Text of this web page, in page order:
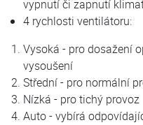
vypnutí či zapnutí
4 rychlosti ventilátoru:
Vysoká - pro dosažení
vysoušení
Střední - pro normální
Nízká - pro tichý provoz
Auto - vybírá